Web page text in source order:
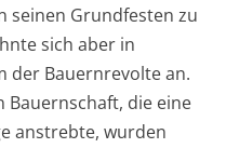
seinen Grundfesten zu
sich aber in
der Bauernrevolte an.
Bauernschaft, die eine
anstrebte, wurden